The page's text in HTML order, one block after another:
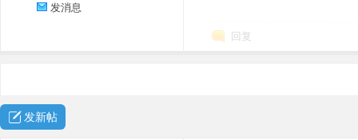
发消息
回复
发新帖